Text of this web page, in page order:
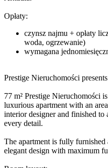
Opłaty:
czynsz najmu + opłaty
woda, ogrzewanie)
wymagana
Prestige Nieruchomości
77 m² Prestige Nieruchomości
luxurious apartment with an
interior designer and finished
every detail.
The apartment is fully
elegant design with maximum